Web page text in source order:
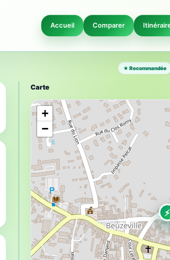
Accueil Comparer
★ Recommandée
Carte
⚡
+
−